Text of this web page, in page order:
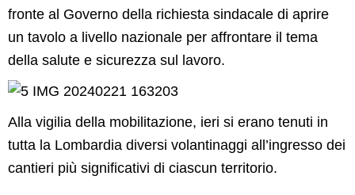
fronte al Governo della richiesta sindacale di aprire
un tavolo a livello nazionale per affrontare il tema
della salute e sicurezza sul lavoro.
Alla vigilia della mobilitazione, ieri si erano tenuti in
tutta la Lombardia diversi volantinaggi all’ingresso dei
cantieri più significativi di ciascun territorio.